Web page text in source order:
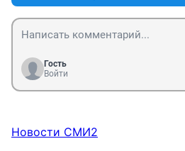
Гость
Войти
Новости СМИ2